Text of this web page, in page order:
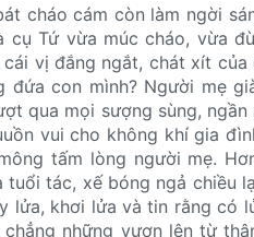
cháo cám còn làm ngời
Tứ vừa múc cháo, vừa
vị đắng ngắt, chát xít
đứa con mình? Người mẹ
qua mọi sượng sùng,
vui cho không khí gia
tấm lòng người mẹ.
tuổi tác, xế bóng ngả chiều
lửa, khơi lửa và tin rằng có
những vươn lên từ